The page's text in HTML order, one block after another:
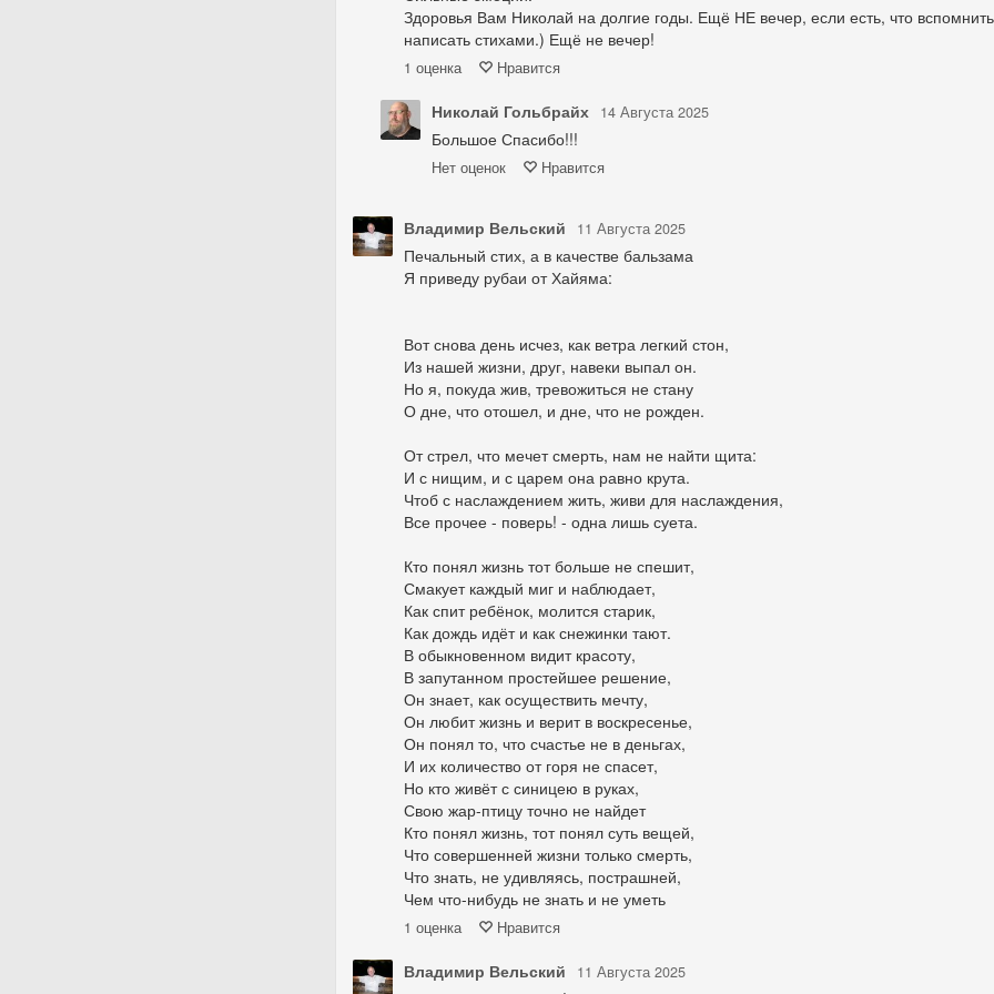
Здоровья Вам Николай на долгие годы. Ещё НЕ вечер, если есть, что
написать стихами.) Ещё не вечер!
1 оценка Нравится
Николай Гольбрайх 14 Августа 2025
Большое Спасибо!!!
Нет оценок Нравится
Владимир Вельский 11 Августа 2025
Печальный стих, а в качестве бальзама
Я приведу рубаи от Хайяма:
Вот снова день исчез, как ветра легкий стон,
Из нашей жизни, друг, навеки выпал он.
Но я, покуда жив, тревожиться не стану
О дне, что отошел, и дне, что не рожден.
От стрел, что мечет смерть, нам не найти щита:
И с нищим, и с царем она равно крута.
Чтоб с наслаждением жить, живи для наслаждения,
Все прочее - поверь! - одна лишь суета.
Кто понял жизнь тот больше не спешит,
Смакует каждый миг и наблюдает,
Как спит ребёнок, молится старик,
Как дождь идёт и как снежинки тают.
В обыкновенном видит красоту,
В запутанном простейшее решение,
Он знает, как осуществить мечту,
Он любит жизнь и верит в воскресенье,
Он понял то, что счастье не в деньгах,
И их количество от горя не спасет,
Но кто живёт с синицею в руках,
Свою жар-птицу точно не найдет
Кто понял жизнь, тот понял суть вещей,
Что совершенней жизни только смерть,
Что знать, не удивляясь, пострашней,
Чем что-нибудь не знать и не уметь
1 оценка Нравится
Владимир Вельский 11 Августа 2025